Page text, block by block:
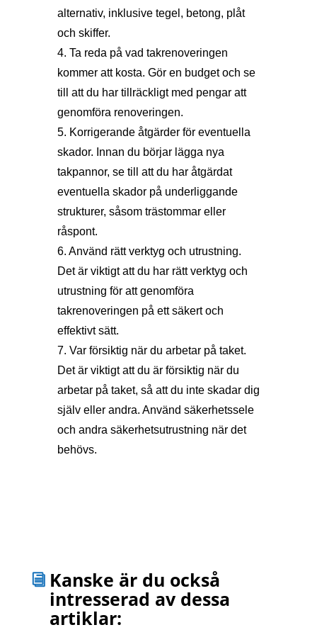
alternativ, inklusive tegel, betong, plåt
och skiffer.
4. Ta reda på vad takrenoveringen
kommer att kosta. Gör en budget och se
till att du har tillräckligt med pengar att
genomföra renoveringen.
5. Korrigerande åtgärder för eventuella
skador. Innan du börjar lägga nya
takpannor, se till att du har åtgärdat
eventuella skador på underliggande
strukturer, såsom trästommar eller
råspont.
6. Använd rätt verktyg och utrustning.
Det är viktigt att du har rätt verktyg och
utrustning för att genomföra
takrenoveringen på ett säkert och
effektivt sätt.
7. Var försiktig när du arbetar på taket.
Det är viktigt att du är försiktig när du
arbetar på taket, så att du inte skadar dig
själv eller andra. Använd säkerhetssele
och andra säkerhetsutrustning när det
behövs.
Kanske är du också
intresserad av dessa
artiklar: